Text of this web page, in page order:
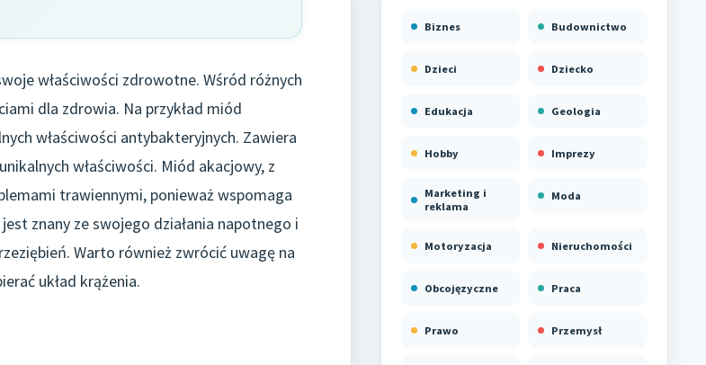
właściwości zdrowotne. Wśród różnych
dla zdrowia. Na przykład miód
właściwości antybakteryjnych. Zawiera
właściwości. Miód akacjowy, z
trawiennymi, ponieważ wspomaga
znany ze swojego działania napotnego i
Warto również zwrócić uwagę na
układ krążenia.
Biznes Budownictwo
Dzieci Dziecko
Edukacja Geologia
Hobby Imprezy
Marketing i
reklama
Moda
Motoryzacja Nieruchomości
Obcojęzyczne Praca
Prawo Przemysł